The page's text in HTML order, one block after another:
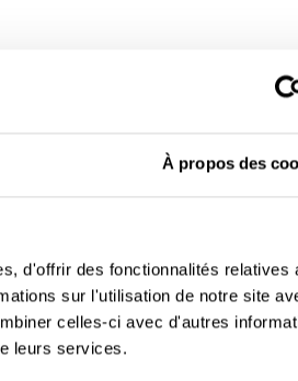
À propos des
d'offrir des fonctionnalités relatives
sur l'utilisation de notre site
celles-ci avec d'autres
leurs services.
Marieke